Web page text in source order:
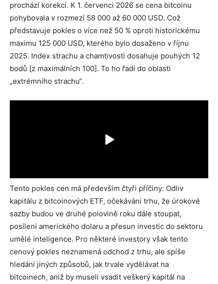
prochází korekcí. K 1. červenci 2026 se cena bitcoinu
pohybovala v rozmezí 58 000 až 60 000 USD. Což
představuje pokles o více než 50 % oproti historickému
maximu 125 000 USD, kterého bylo dosaženo v říjnu
2025. Index strachu a chamtivosti dosahuje pouhých 12
bodů [z maximálních 100]. To ho řadí do oblasti
„extrémního strachu“.
Tento pokles cen má především čtyři příčiny: Odliv
kapitálu z bitcoinových ETF, očekávání trhu, že úrokové
sazby budou ve druhé polovině roku dále stoupat,
posílení amerického dolaru a přesun investic do sektoru
umělé inteligence. Pro některé investory však tento
cenový pokles neznamená odchod z trhu, ale spíše
hledání jiných způsobů, jak trvale vydělávat na
bitcoinech, aniž by museli vsadit veškerý kapitál na